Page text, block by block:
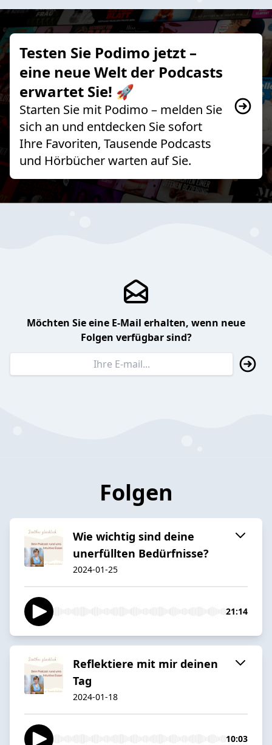
Testen Sie Podimo jetzt –
eine neue Welt der Podcasts
erwartet Sie! 🚀
Starten Sie mit Podimo – melden Sie
sich an und entdecken Sie sofort
Ihre Favoriten, Tausende Podcasts
und Hörbücher warten auf Sie.
Möchten Sie eine E-Mail erhalten, wenn neue
Folgen verfügbar sind?
Folgen
Wie wichtig sind deine
unerfüllten Bedürfnisse?
2024-01-25
21:14
Reflektiere mit mir deinen
Tag
2024-01-18
10:03